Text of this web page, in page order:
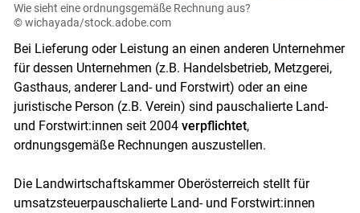
Wie sieht eine ordnungsgemäße Rechnung aus?
© wichayada/stock.adobe.com
Bei Lieferung oder Leistung an einen anderen Unternehmer
für dessen Unternehmen (z.B. Handelsbetrieb, Metzgerei,
Gasthaus, anderer Land- und Forstwirt) oder an eine
juristische Person (z.B. Verein) sind pauschalierte Land-
und Forstwirt:innen seit 2004 verpflichtet,
ordnungsgemäße Rechnungen auszustellen.
Die Landwirtschaftskammer Oberösterreich stellt für
umsatzsteuerpauschalierte Land- und Forstwirt:innen